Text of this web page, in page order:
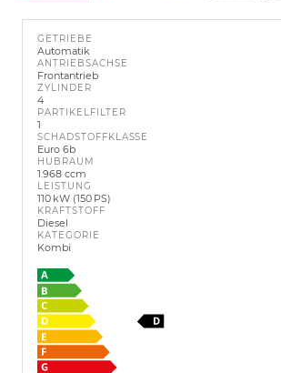
GETRIEBE
Automatik
ANTRIEBSACHSE
Frontantrieb
ZYLINDER
4
PARTIKELFILTER
1
SCHADSTOFFKLASSE
Euro 6b
HUBRAUM
1.968 ccm
LEISTUNG
110 kW (150 PS)
KRAFTSTOFF
Diesel
KATEGORIE
Kombi